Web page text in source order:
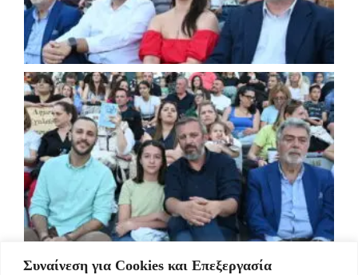
Συναίνεση για Cookies και Επεξεργασία